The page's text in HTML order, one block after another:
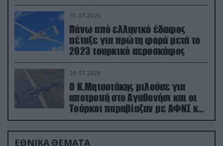
31.07.2026
Πάνω από ελληνικό έδαφος
πέταξε για πρώτη φορά μετά το
2023 τουρκικό αεροσκάφος
29.07.2026
Ο Κ.Μητσοτάκης μιλούσε για
αποτροπή στο Αγαθονήσι και οι
Τούρκοι παραβίαζαν με ΑΦΝΣ και
drone
ΕΘΝΙΚΑ ΘΕΜΑΤΑ